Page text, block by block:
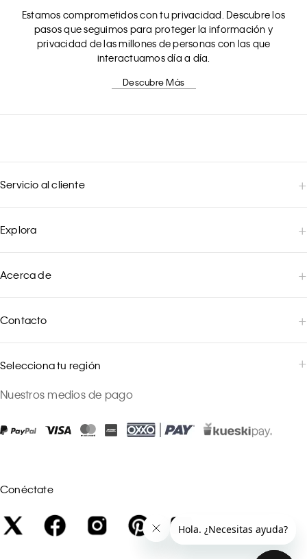
Estamos comprometidos con tu privacidad. Descubre los
pasos que seguimos para proteger la información y
privacidad de las millones de personas con las que
interactuamos día a día.
Descubre Más
Servicio al cliente
Explora
Acerca de
Contacto
Selecciona tu región
Nuestros medios de pago
Conéctate